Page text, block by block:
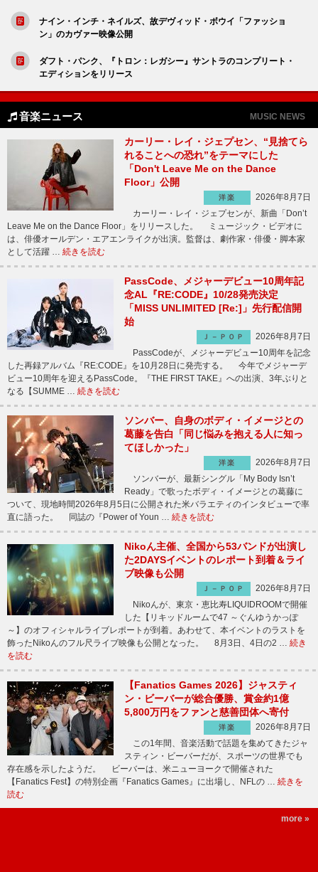
ナイン・インチ・ネイルズ、故デヴィッド・ボウイ「ファッショ
ン」のカヴァー映像公開
ダフト・パンク、『トロン：レガシー』サントラのコンプリート・
エディションをリリース
音楽ニュース MUSIC NEWS
カーリー・レイ・ジェプセン、“見捨てら
れることへの恐れ”をテーマにした
「Don't Leave Me on the Dance
Floor」公開
洋楽
2026年8月7日
カーリー・レイ・ジェプセンが、新曲「Don’t
Leave Me on the Dance Floor」をリリースした。 ミュージック・ビデオに
は、俳優オールデン・エアエンライクが出演。監督は、劇作家・俳優・脚本家
として活躍 … 続きを読む
PassCode、メジャーデビュー10周年記
念AL『RE:CODE』10/28発売決定
「MISS UNLIMITED [Re:]」先行配信開
始
Ｊ－ＰＯＰ
2026年8月7日
PassCodeが、メジャーデビュー10周年を記念
した再録アルバム『RE:CODE』を10月28日に発売する。 今年でメジャーデ
ビュー10周年を迎えるPassCode。『THE FIRST TAKE』への出演、3年ぶりと
なる【SUMME … 続きを読む
ソンバー、自身のボディ・イメージとの
葛藤を告白「同じ悩みを抱える人に知っ
てほしかった」
洋楽
2026年8月7日
ソンバーが、最新シングル「My Body Isn’t
Ready」で歌ったボディ・イメージとの葛藤に
ついて、現地時間2026年8月5日に公開された米バラエティのインタビューで率
直に語った。 同誌の『Power of Youn … 続きを読む
Nikoん主催、全国から53バンドが出演し
た2DAYSイベントのレポート到着＆ライ
ブ映像も公開
Ｊ－ＰＯＰ
2026年8月7日
Nikoんが、東京・恵比寿LIQUIDROOMで開催
した【リキッドルームで47 ～ぐんゆうかっぽ
～】のオフィシャルライブレポートが到着。あわせて、本イベントのラストを
飾ったNikoんのフル尺ライブ映像も公開となった。 8月3日、4日の2 … 続き
を読む
【Fanatics Games 2026】ジャスティ
ン・ビーバーが総合優勝、賞金約1億
5,800万円をファンと慈善団体へ寄付
洋楽
2026年8月7日
この1年間、音楽活動で話題を集めてきたジャ
スティン・ビーバーだが、スポーツの世界でも
存在感を示したようだ。 ビーバーは、米ニューヨークで開催された
【Fanatics Fest】の特別企画『Fanatics Games』に出場し、NFLの … 続きを
読む
more »